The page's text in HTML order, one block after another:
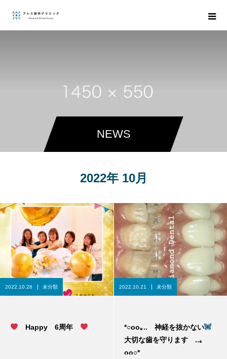
NEWS
2022年 10月
2022.10.28 未分類
Happy 6周年
2022.10.21 未分類
*○оo｡.. 神経を抜かない
大切な歯を守ります ..｡
oо○*